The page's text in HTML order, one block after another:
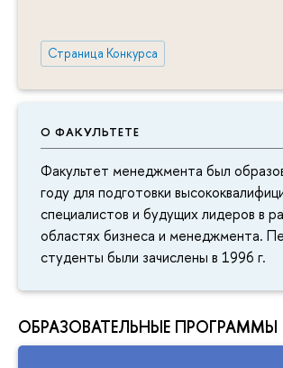
Страница Конкурса
О ФАКУЛЬТЕТЕ
Факультет менеджмента был
году для подготовки
специалистов и будущих лидеров в
областях бизнеса и менеджмента.
студенты были зачислены в 1996 г.
ОБРАЗОВАТЕЛЬНЫЕ ПРОГРАММЫ